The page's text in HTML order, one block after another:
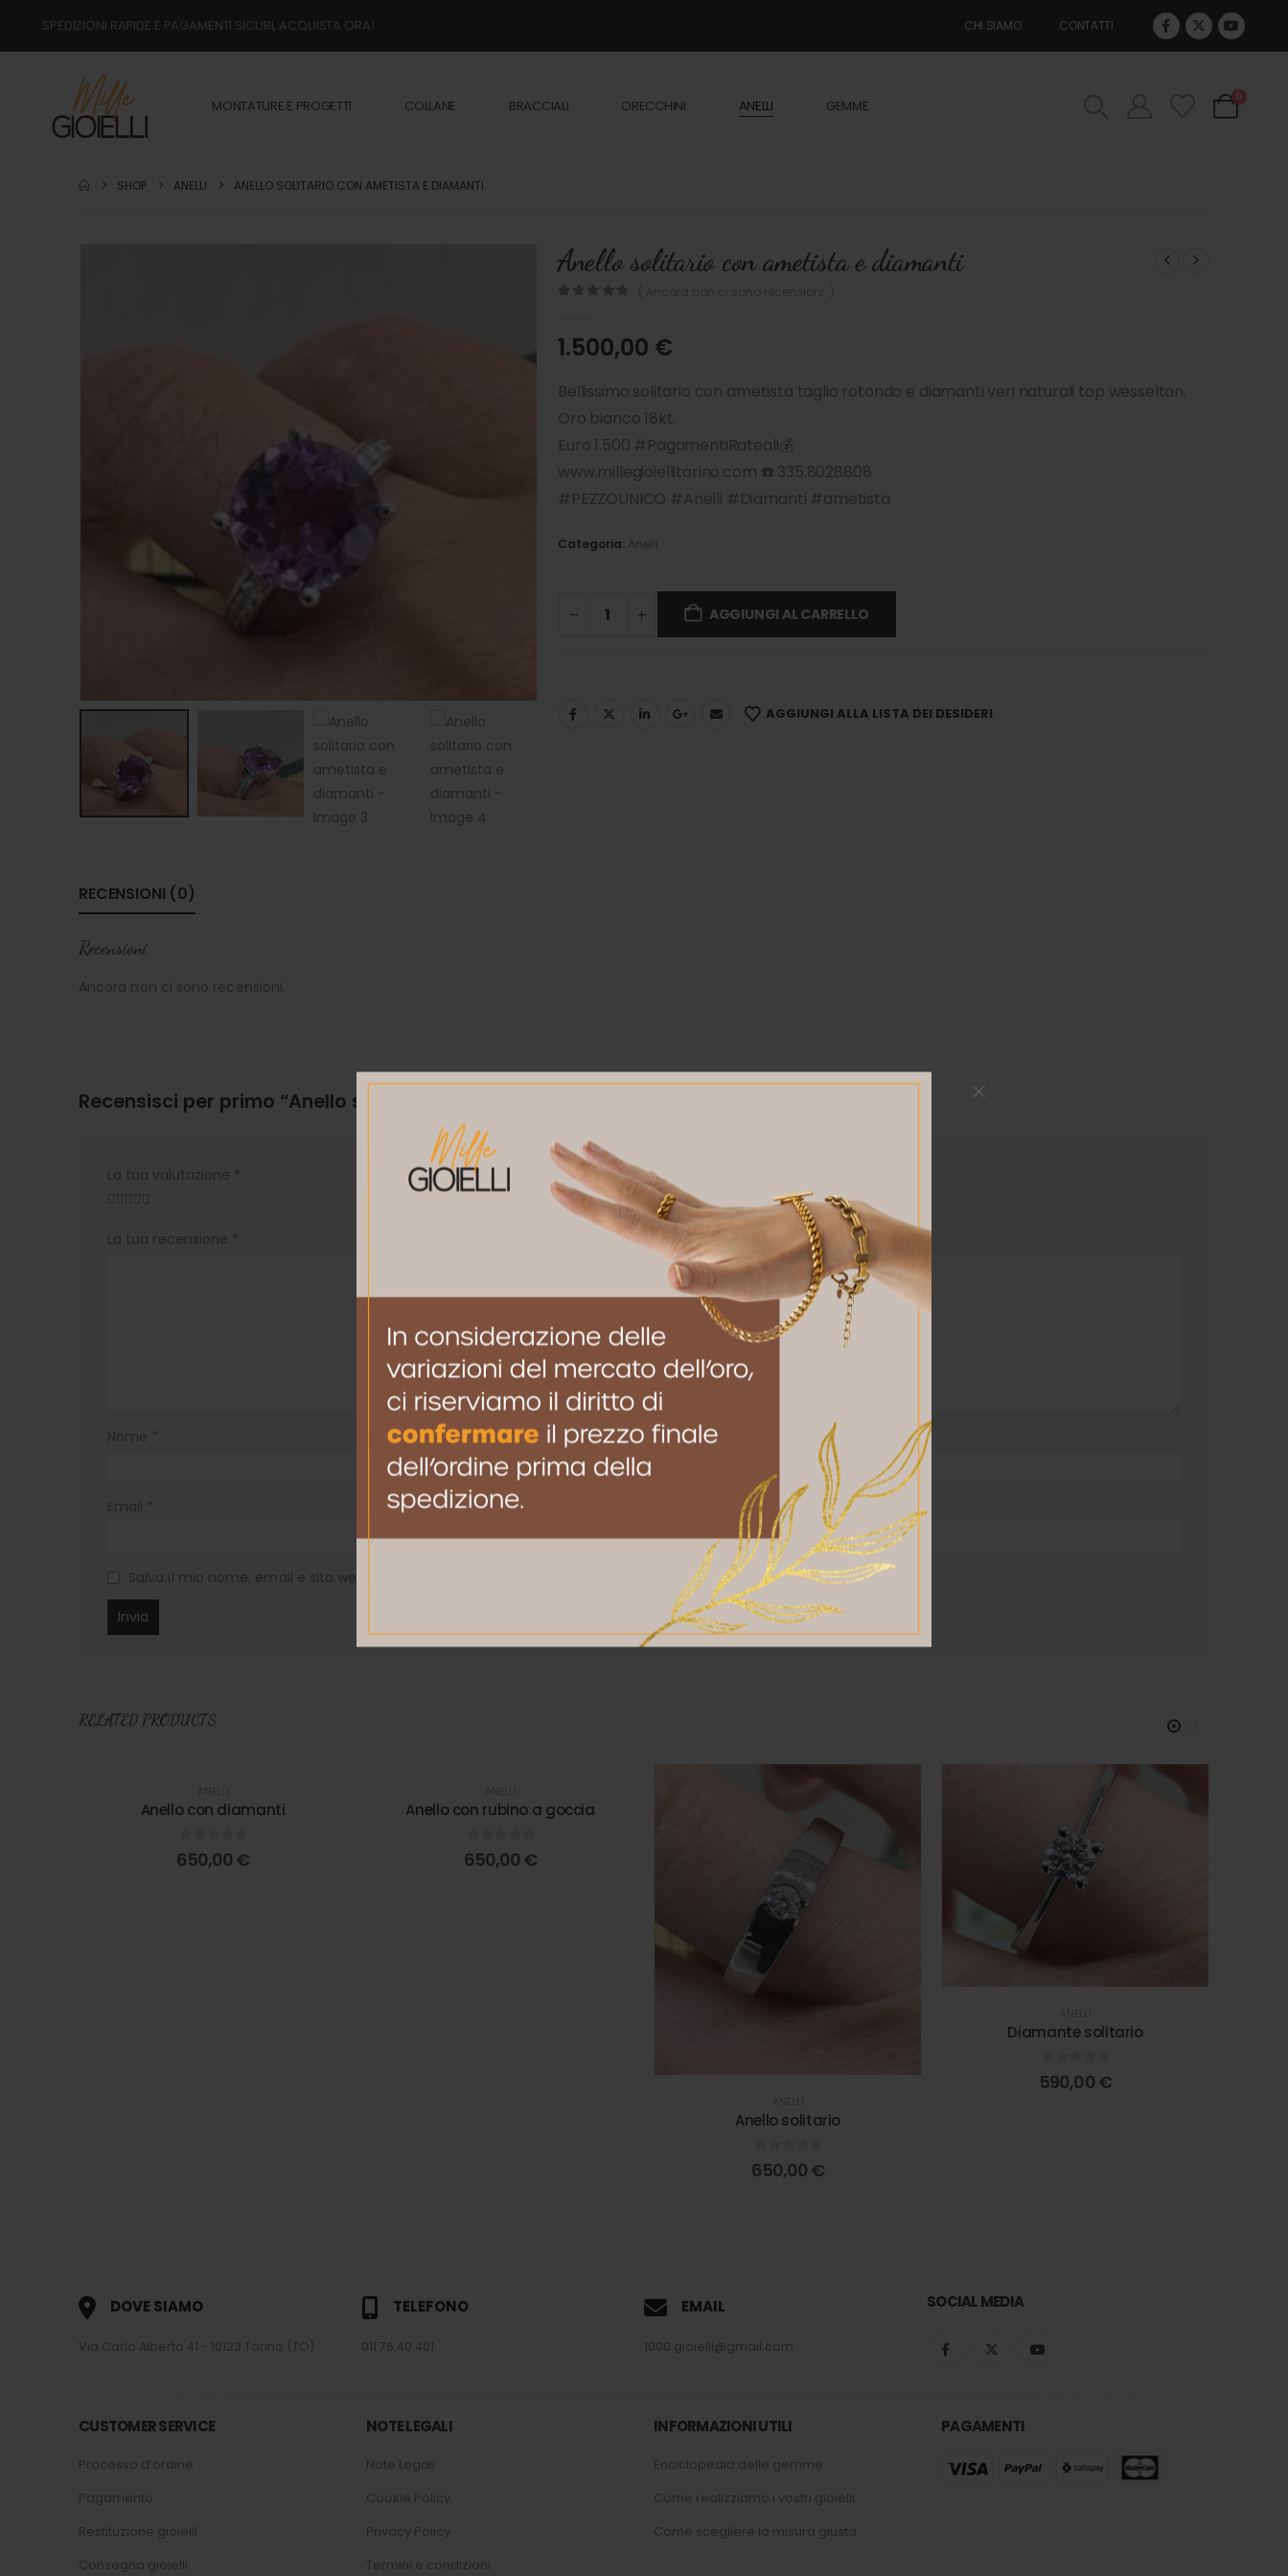
SPEDIZIONI RAPIDE E PAGAMENTI SICURI, ACQUISTA ORA! CHI SIAMO CONTATTI
MONTATURE E PROGETTI COLLANE BRACCIALI ORECCHINI ANELLI GEMME
0
SHOP ANELLI ANELLO SOLITARIO CON AMETISTA E DIAMANTI
Anello solitario con ametista e diamanti
1.500,00 €
Bellissimo solitario con ametista taglio rotondo e diamanti veri naturali top wesselton.
Oro bianco 18kt.
Euro 1.500 #PagamentiRateali💰
www.millegioiellitorino.com ☎️ 335.8028808
#PEZZOUNICO #Anelli #Diamanti #ametista
Categoria: Anelli
AGGIUNGI AL CARRELLO
AGGIUNGI ALLA LISTA DEI DESIDERI
RECENSIONI (0)
Recensioni
Ancora non ci sono recensioni.
Recensisci per primo “Anello solitario con ametista e diamanti”
La tua valutazione *
La tua recensione *
Nome *
Email *
Salva il mio nome, email e sito web in questo browser per la prossima volta che commento.
RELATED PRODUCTS
Anello con diamanti
0 out of 5
650,00 €
Anello con rubino a goccia
0 out of 5
650,00 €
Anello solitario
650,00 €
Diamante solitario
0 out of 5
590,00 €
DOVE SIAMO
Via Carlo Alberto 41 - 10123 Torino (TO)
TELEFONO
011.76.40.401
EMAIL
1000.gioielli@gmail.com
SOCIAL MEDIA
CUSTOMER SERVICE
Processo d’ordine
Pagamento
Restituzione gioielli
Consegna gioielli
NOTE LEGALI
Note Legali
Cookie Policy
Privacy Policy
Termini e condizioni
INFORMAZIONI UTILI
Enciclopedia delle gemme
Come realizziamo i vostri gioielli
Come scegliere la misura giusta
PAGAMENTI